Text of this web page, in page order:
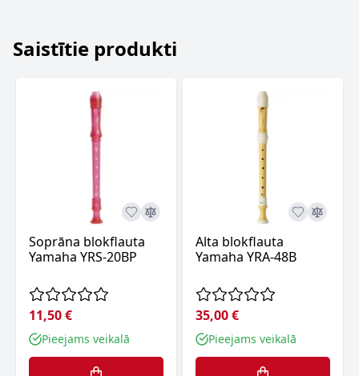
Saistītie produkti
Soprāna blokflauta
Yamaha YRS-20BP
11,50 €
Pieejams veikalā
Alta blokflauta
Yamaha YRA-48B
35,00 €
Pieejams veikalā